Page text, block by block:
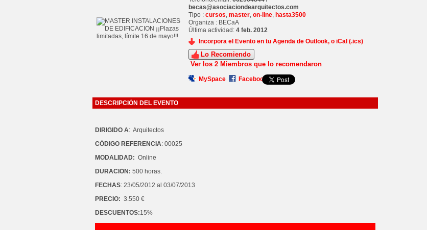
becas@asociaciondearquitectos.com
Tipo : cursos, master, on-line, hasta3500
Organiza : BECaA
Última actividad: 4 feb. 2012
Incorpora el Evento en tu Agenda de Outlook, o iCal (.ics)
Lo Recomiendo
Ver los 2 Miembros que lo recomendaron
MySpace Facebook
DESCRIPCIÓN DEL EVENTO
DIRIGIDO A: Arquitectos
CÓDIGO REFERENCIA: 00025
MODALIDAD: Online
DURACIÓN: 500 horas.
FECHAS: 23/05/2012 al 03/07/2013
PRECIO: 3.550 €
DESCUENTOS:15%